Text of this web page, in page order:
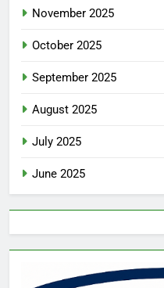
November 2025
October 2025
September 2025
August 2025
July 2025
June 2025